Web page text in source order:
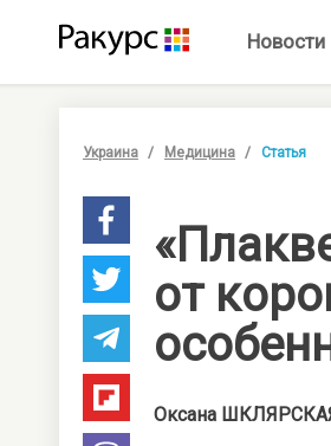
Новости
Украина Медицина Статья
от
Оксана